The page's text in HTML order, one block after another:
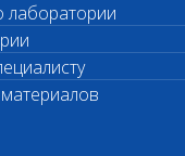
лаборатории